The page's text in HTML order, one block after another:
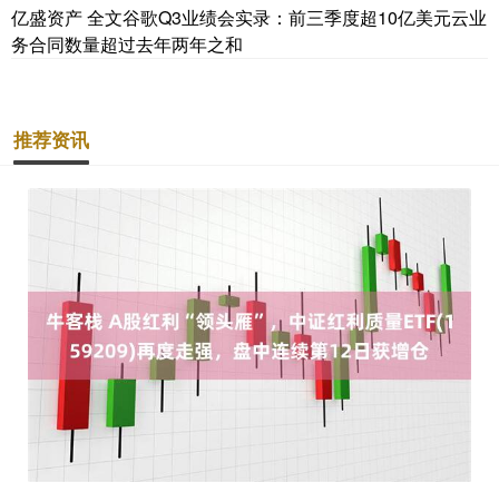
亿盛资产 全文谷歌Q3业绩会实录：前三季度超10亿美元云业
务合同数量超过去年两年之和
推荐资讯